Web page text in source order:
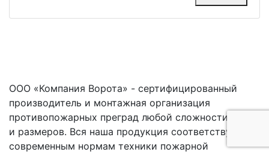
ООО «Компания Ворота» - сертифицированный
производитель и монтажная организация
противопожарных преград любой сложности, форм
и размеров. Вся наша продукция соответствует
современным нормам техники пожарной